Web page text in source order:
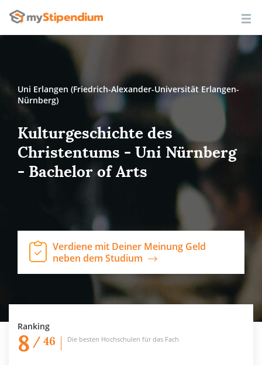
Uni Erlangen (Friedrich-Alexander-Universität Erlangen-
Nürnberg)
Kulturgeschichte des
Christentums - Uni Nürnberg
- Bachelor of Arts
Verdiene mit Deiner Meinung Geld
neben dem Studium
Ranking
8 / 46 Die besten Hochschulen für das Fach